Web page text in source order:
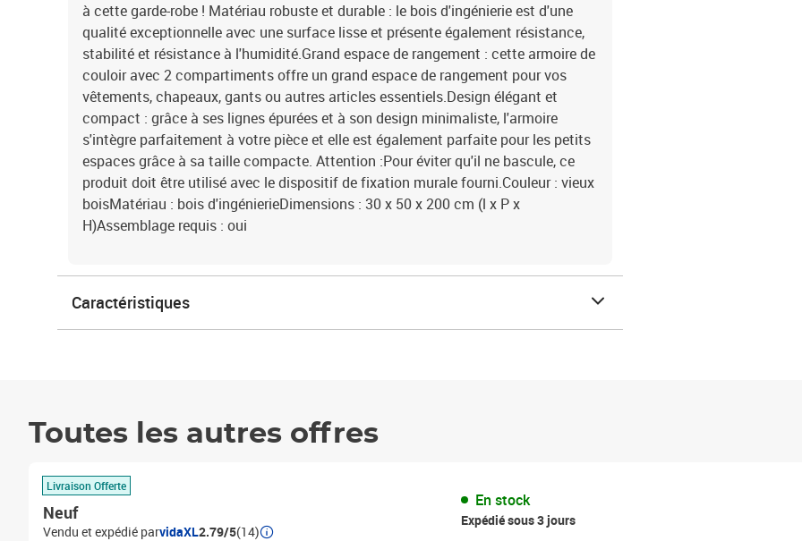
à cette garde-robe ! Matériau robuste et durable : le bois d'ingénierie est d'une
qualité exceptionnelle avec une surface lisse et présente également résistance,
stabilité et résistance à l'humidité.Grand espace de rangement : cette armoire de
couloir avec 2 compartiments offre un grand espace de rangement pour vos
vêtements, chapeaux, gants ou autres articles essentiels.Design élégant et
compact : grâce à ses lignes épurées et à son design minimaliste, l'armoire
s'intègre parfaitement à votre pièce et elle est également parfaite pour les petits
espaces grâce à sa taille compacte. Attention :Pour éviter qu'il ne bascule, ce
produit doit être utilisé avec le dispositif de fixation murale fourni.Couleur : vieux
boisMatériau : bois d'ingénierieDimensions : 30 x 50 x 200 cm (l x P x
H)Assemblage requis : oui
Caractéristiques
Toutes les autres offres
Livraison Offerte
Neuf
Vendu et expédié parvidaXL2.79/5(14)
En stock
Expédié sous 3 jours